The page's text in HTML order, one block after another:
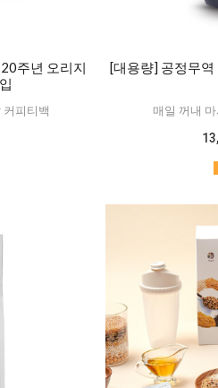
주년 오리지
커피티백
[대용량] 공정무역
매일 꺼내